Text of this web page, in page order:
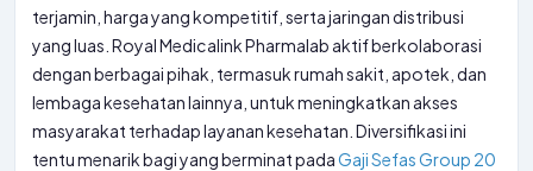
terjamin, harga yang kompetitif, serta jaringan distribusi
yang luas. Royal Medicalink Pharmalab aktif berkolaborasi
dengan berbagai pihak, termasuk rumah sakit, apotek, dan
lembaga kesehatan lainnya, untuk meningkatkan akses
masyarakat terhadap layanan kesehatan. Diversifikasi ini
tentu menarik bagi yang berminat padaGaji Sefas Group 20